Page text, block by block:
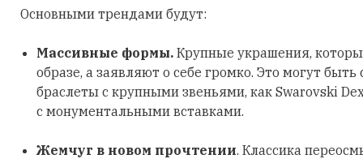
Основными трендами будут:
Массивные формы. Крупные украшения,
образе, а заявляют о себе громко. Это могут быть
браслеты с крупными звеньями, как Swarovski
с монументальными вставками.
Жемчуг в новом прочтении. Классика